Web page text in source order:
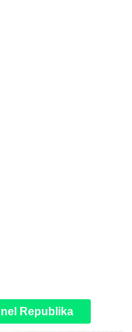
Republika